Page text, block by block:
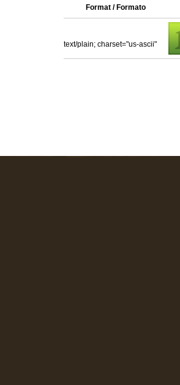
Format / Formato
text/plain; charset="us-ascii"